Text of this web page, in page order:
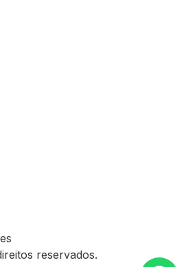
reservados.